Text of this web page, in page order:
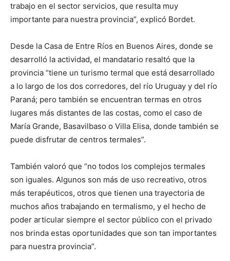
trabajo en el sector servicios, que resulta muy
importante para nuestra provincia”, explicó Bordet.
Desde la Casa de Entre Ríos en Buenos Aires, donde se
desarrolló la actividad, el mandatario resaltó que la
provincia “tiene un turismo termal que está desarrollado
a lo largo de los dos corredores, del río Uruguay y del río
Paraná; pero también se encuentran termas en otros
lugares más distantes de las costas, como el caso de
María Grande, Basavilbaso o Villa Elisa, donde también se
puede disfrutar de centros termales”.
También valoró que “no todos los complejos termales
son iguales. Algunos son más de uso recreativo, otros
más terapéuticos, otros que tienen una trayectoria de
muchos años trabajando en termalismo, y el hecho de
poder articular siempre el sector público con el privado
nos brinda estas oportunidades que son tan importantes
para nuestra provincia”.